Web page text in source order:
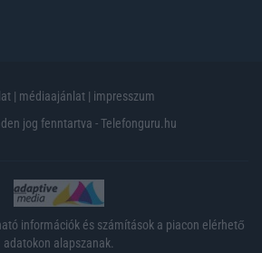
| médiaajánlat | impresszum
jog fenntartva - Telefonguru.hu
információk és számítások a piacon elérhető
adatokon alapszanak.